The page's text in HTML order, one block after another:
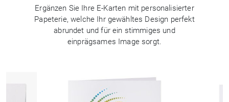
Ergänzen Sie Ihre E-Karten mit personalisierter
Papeterie, welche Ihr gewähltes Design perfekt
abrundet und für ein stimmiges und
einprägsames Image sorgt.